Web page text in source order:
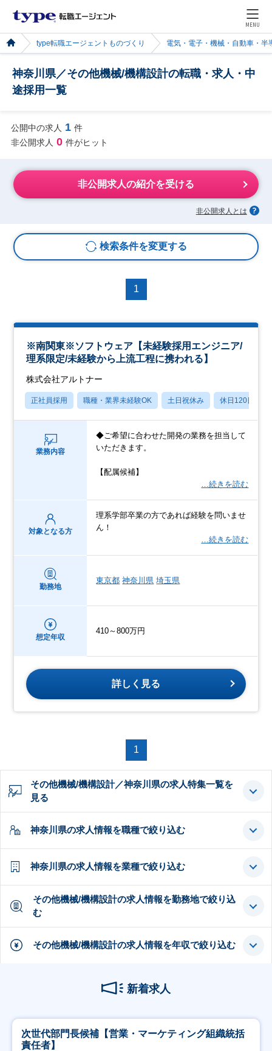
MENU
type転職エージェントものづくり 電気・電子・機械・自動車・半
神奈川県／その他機械/機構設計の転職・求人・中
途採用一覧
公開中の求人 1 件
非公開求人 0 件がヒット
非公開求人の紹介を受ける
非公開求人とは
検索条件を変更する
1
※南関東※ソフトウェア【未経験採用エンジニア/
理系限定/未経験から上流工程に携われる】
株式会社アルトナー
正社員採用 職種・業界未経験OK 土日祝休み 休日120日以上
業務内容
◆ご希望に合わせた開発の業務を担当して
いただきます。
【配属候補】
…続きを読む
対象となる方
理系学部卒業の方であれば経験を問いませ
ん！
…続きを読む
勤務地
東京都 神奈川県 埼玉県
想定年収
410～800万円
詳しく見る
1
その他機械/機構設計／神奈川県の求人特集一覧を
見る
神奈川県の求人情報を職種で絞り込む
神奈川県の求人情報を業種で絞り込む
その他機械/機構設計の求人情報を勤務地で絞り込
む
その他機械/機構設計の求人情報を年収で絞り込む
新着求人
次世代部門長候補【営業・マーケティング組織統括
責任者】